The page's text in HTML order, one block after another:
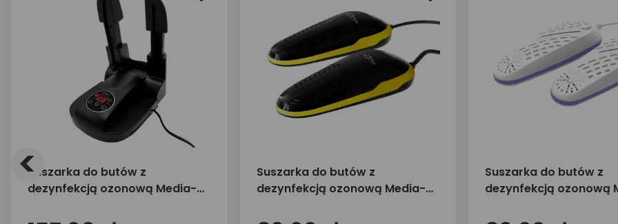
Suszarka do butów z
dezynfekcją ozonową Media-
Suszarka do butów z
dezynfekcją ozonową Media-
Suszarka do butów z
dezynfekcją ozonową
<